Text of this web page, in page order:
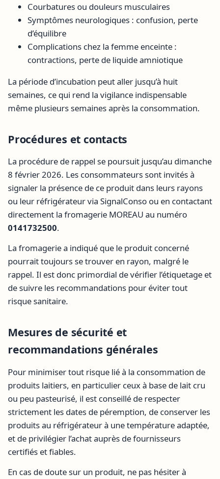
Courbatures ou douleurs musculaires
Symptômes neurologiques : confusion, perte
d’équilibre
Complications chez la femme enceinte :
contractions, perte de liquide amniotique
La période d’incubation peut aller jusqu’à huit
semaines, ce qui rend la vigilance indispensable
même plusieurs semaines après la consommation.
Procédures et contacts
La procédure de rappel se poursuit jusqu’au dimanche
8 février 2026. Les consommateurs sont invités à
signaler la présence de ce produit dans leurs rayons
ou leur réfrigérateur via SignalConso ou en contactant
directement la fromagerie MOREAU au numéro
0141732500.
La fromagerie a indiqué que le produit concerné
pourrait toujours se trouver en rayon, malgré le
rappel. Il est donc primordial de vérifier l’étiquetage et
de suivre les recommandations pour éviter tout
risque sanitaire.
Mesures de sécurité et
recommandations générales
Pour minimiser tout risque lié à la consommation de
produits laitiers, en particulier ceux à base de lait cru
ou peu pasteurisé, il est conseillé de respecter
strictement les dates de péremption, de conserver les
produits au réfrigérateur à une température adaptée,
et de privilégier l’achat auprès de fournisseurs
certifiés et fiables.
En cas de doute sur un produit, ne pas hésiter à